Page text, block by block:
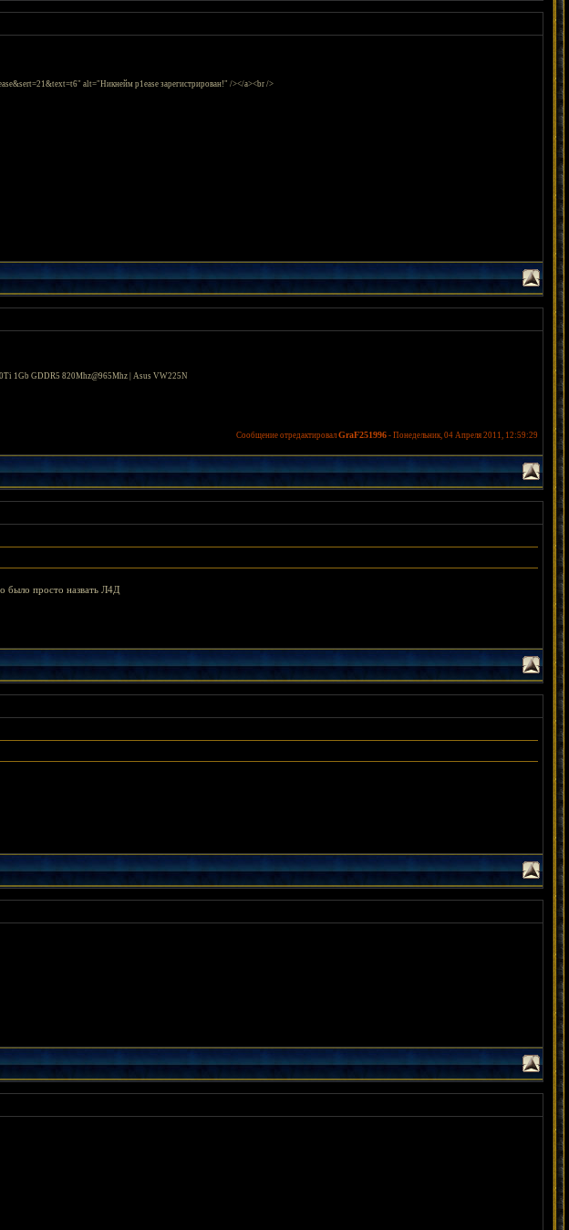
alt="Никнейм p1ease зарегистрирован!" /></a><br />
1Gb GDDR5 820Mhz@965Mhz | Asus VW225N
Сообщение отредактировал GraF251996 - Понедельник, 04 Апреля 2011, 12:59:29
было просто назвать Л4Д